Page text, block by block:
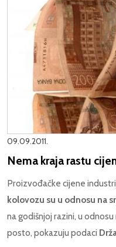
09.09.2011.
Nema kraja rastu
Proizvođačke cijene
kolovozu su u odnosu na
na godišnjoj razini, u
posto, pokazuju podaci